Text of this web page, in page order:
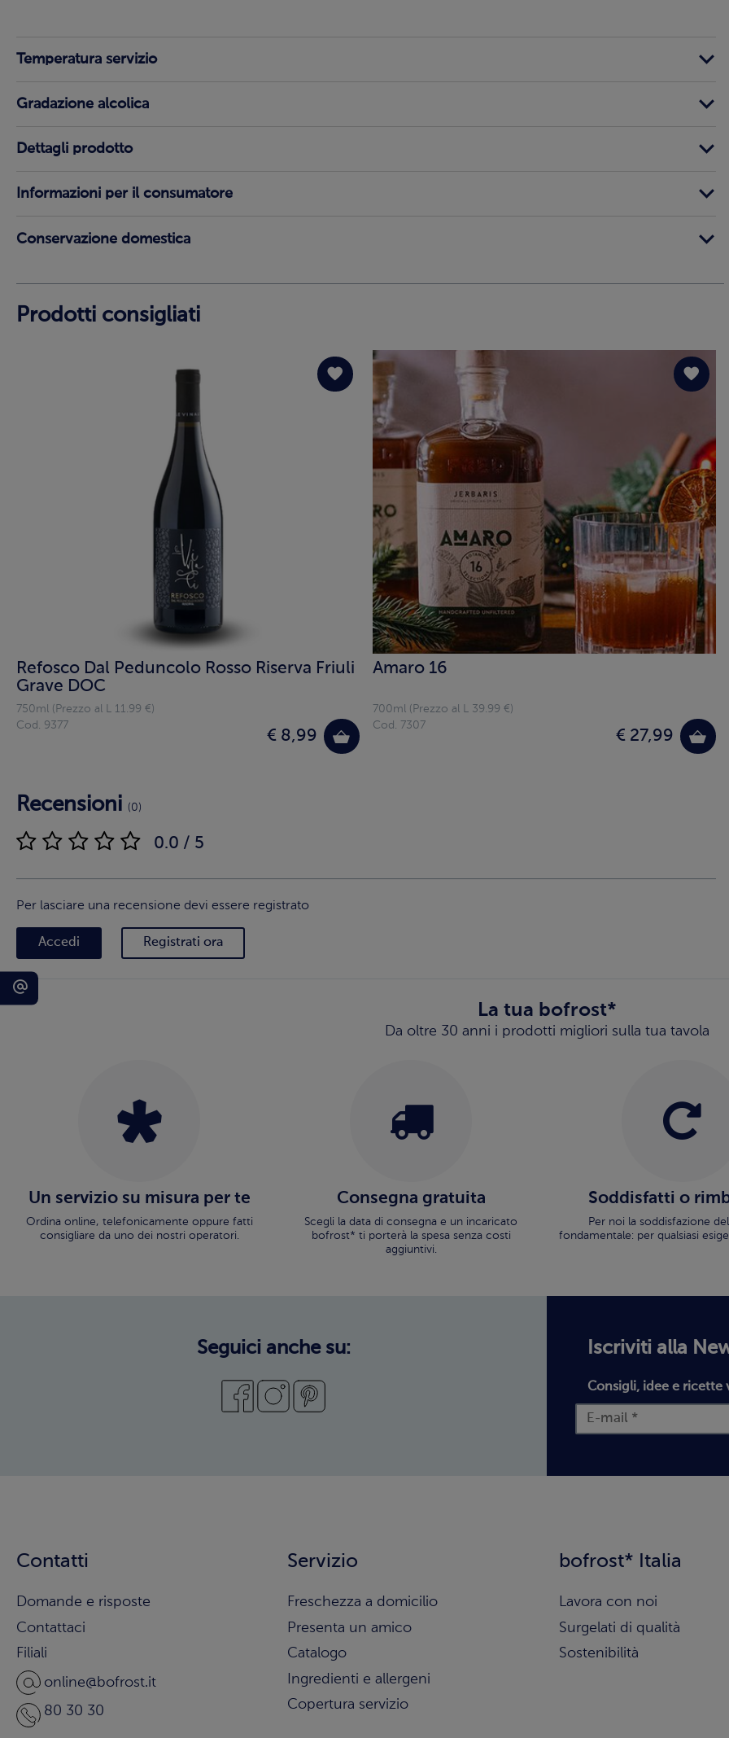
Temperatura servizio
Gradazione alcolica
Dettagli prodotto
Informazioni per il consumatore
Conservazione domestica
Prodotti consigliati
Refosco Dal Peduncolo Rosso Riserva Friuli
Grave DOC
750ml (Prezzo al L 11.99 €)
€ 8,99
Cod. 9377
Amaro 16
700ml (Prezzo al L 39.99 €)
€ 27,99
Cod. 7307
Recensioni (0)
0.0 / 5
Per lasciare una recensione devi essere registrato
Accedi Registrati ora
La tua bofrost*
Da oltre 30 anni i prodotti migliori sulla tua tavola
Un servizio su misura per te
Ordina online, telefonicamente oppure fatti
consigliare da uno dei nostri operatori.
Consegna gratuita
Scegli la data di consegna e un incaricato
bofrost* ti porterà la spesa senza costi
aggiuntivi.
Soddisfatti o
Per noi la soddisfazione
fondamentale: per qualsiasi
Contatti
Domande e risposte
Contattaci
Filiali
online@bofrost.it
80 30 30
Servizio
Freschezza a domicilio
Presenta un amico
Catalogo
Ingredienti e allergeni
Copertura servizio
bofrost* Italia
Lavora con noi
Surgelati di qualità
Sostenibilità
Seguici anche su: Iscriviti alla
Consigli, idee e ricette